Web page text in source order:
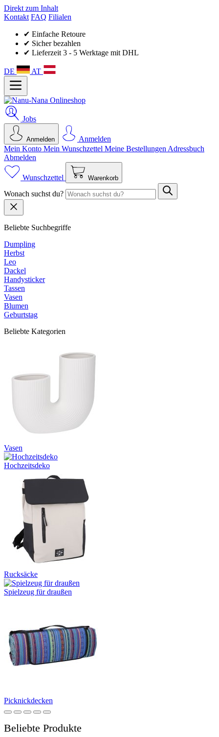
Direkt zum Inhalt
Kontakt FAQ Filialen
✔ Einfache Retoure
✔ Sicher bezahlen
✔ Lieferzeit 3 - 5 Werktage mit DHL
DE AT
Jobs
Anmelden
Anmelden
Mein Konto Mein Wunsch­zettel Meine Bestellungen Adressbuch
Abmelden
Wunschzettel Warenkorb
Wonach suchst du?
Beliebte Suchbegriffe
Dumpling
Herbst
Leo
Dackel
Handysticker
Tassen
Vasen
Blumen
Geburtstag
Beliebte Kategorien
Vasen
Hochzeitsdeko
Rucksäcke
Spielzeug für draußen
Picknickdecken
Beliebte Produkte